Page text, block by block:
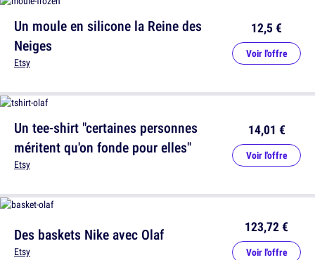
Un moule en silicone la Reine des
Neiges
Etsy
12,5 €
Voir l'offre
Des baskets Nike avec Olaf
Etsy
123,72 €
Voir l'offre
Un tee-shirt "certaines personnes
méritent qu'on fonde pour elles"
Etsy
14,01 €
Voir l'offre